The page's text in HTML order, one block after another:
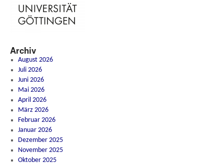
Archiv
August 2026
Juli 2026
Juni 2026
Mai 2026
April 2026
März 2026
Februar 2026
Januar 2026
Dezember 2025
November 2025
Oktober 2025